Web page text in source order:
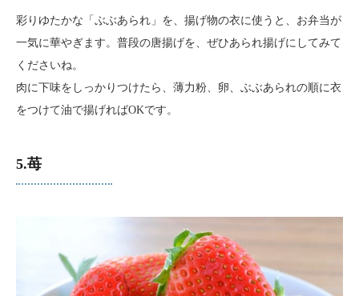
彩りゆたかな「ぶぶあられ」を、揚げ物の衣に使うと、お弁当が
一気に華やぎます。普段の唐揚げを、ぜひあられ揚げにしてみて
くださいね。
肉に下味をしっかりつけたら、薄力粉、卵、ぶぶあられの順に衣
をつけて油で揚げればOKです。
5.苺